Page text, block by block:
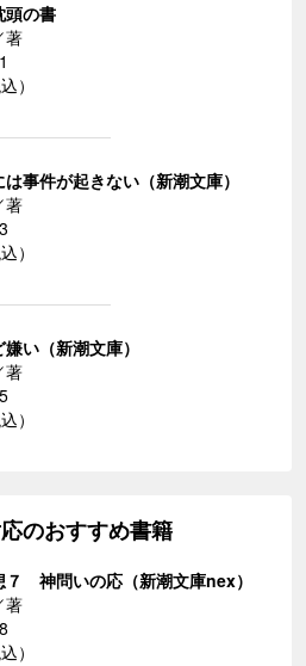
の書
著
）
事件が起きない（新潮文庫）
著
）
い（新潮文庫）
著
）
のおすすめ書籍
７ 神問いの応（新潮文庫nex）
著
）